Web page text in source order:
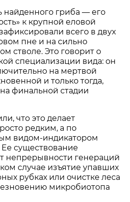
найденного гриба — его
к крупной еловой
всего в двух
пне и на сильно
стволе. Это говорит о
специализации вида: он
на мертвой
и только тогда,
финальной стадии
что это делает
редким, а по
видом-индикатором
существование
непрерывности генераций
случае изъятие упавших
рубках или очистке леса
микробиотопа